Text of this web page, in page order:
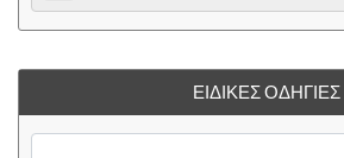
ΕΙΔΙΚΈΣ ΟΔΗΓΊΕΣ